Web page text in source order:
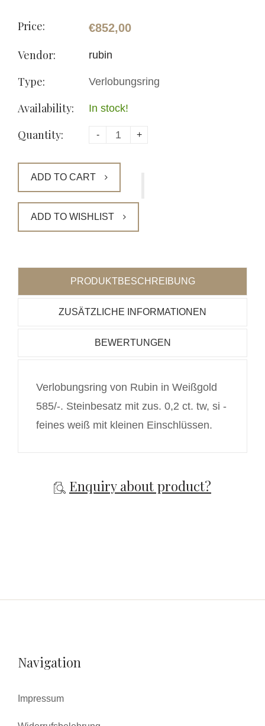
Price: €852,00
Vendor: rubin
Type: Verlobungsring
Availability: In stock!
Quantity: - +
ADD TO CART
ADD TO WISHLIST
PRODUKTBESCHREIBUNG
ZUSÄTZLICHE INFORMATIONEN
BEWERTUNGEN
Verlobungsring von Rubin in Weißgold
585/-. Steinbesatz mit zus. 0,2 ct. tw, si -
feines weiß mit kleinen Einschlüssen.
Enquiry about product?
Navigation
Impressum